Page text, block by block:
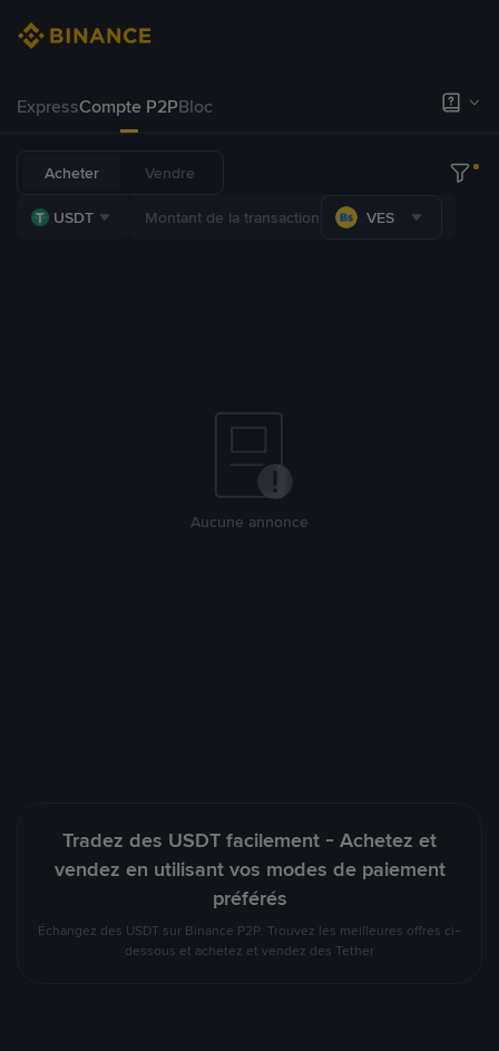
ExpressCompte P2PBloc
Acheter Vendre
USDT VES
Aucune annonce
Tradez des USDT facilement - Achetez et
vendez en utilisant vos modes de paiement
préférés
Échangez des USDT sur Binance P2P. Trouvez les meilleures offres ci-
dessous et achetez et vendez des Tether